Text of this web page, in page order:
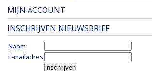
MIJN ACCOUNT
INSCHRIJVEN NIEUWSBRIEF
Naam
E-mailadres